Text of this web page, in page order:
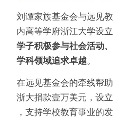
刘谭家族基金会与远见
内高等学府浙江大学设
学子积极参与社会活动
学科领域追求卓越。
在远见基金会的牵线帮
浙大捐款壹万美元，设
，支持学校教育事业的